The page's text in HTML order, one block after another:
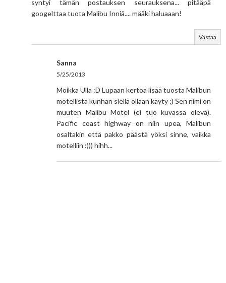
syntyi tämän postauksen seurauksena... pitääpä
googelttaa tuota Malibu Inniä.... määki haluaaan!
Vastaa
Sanna
5/25/2013
Moikka Ulla :D Lupaan kertoa lisää tuosta Malibun
motellista kunhan siellä ollaan käyty ;) Sen nimi on
muuten Malibu Motel (ei tuo kuvassa oleva).
Pacific coast highway on niin upea, Malibun
osaltakin että pakko päästä yöksi sinne, vaikka
motelliin :))) hihh...